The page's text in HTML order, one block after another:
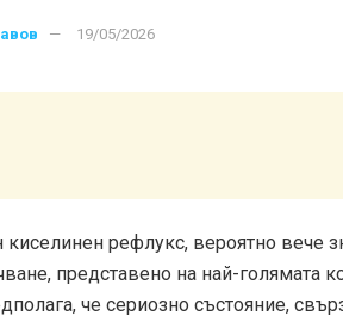
19/05/2026
киселинен рефлукс, вероятно вече
представено на най-голямата
че сериозно състояние,